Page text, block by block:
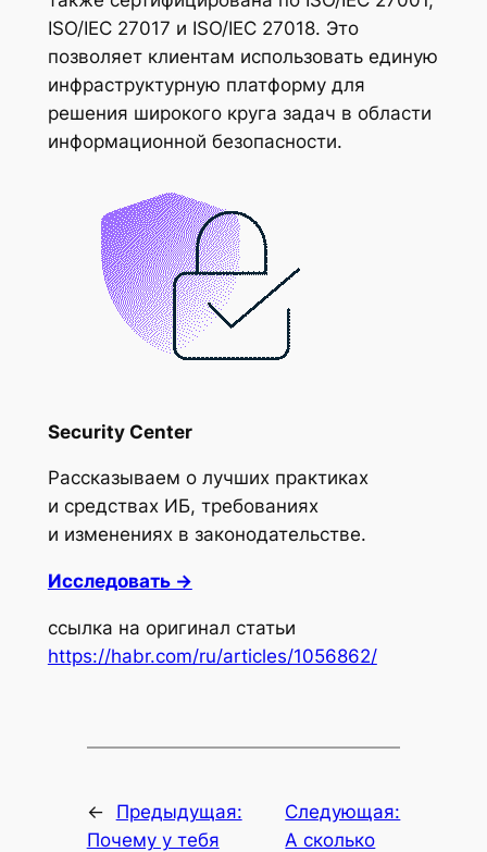
ISO/IEC 27017 и ISO/IEC 27018. Это
позволяет клиентам использовать единую
инфраструктурную платформу для
решения широкого круга задач в области
информационной безопасности.
Security Center
Рассказываем о лучших практиках
и средствах ИБ, требованиях
и изменениях в законодательстве.
Исследовать →
ссылка на оригинал статьи
https://habr.com/ru/articles/1056862/
←
Предыдущая:
Почему у тебя
Следующая:
А сколько